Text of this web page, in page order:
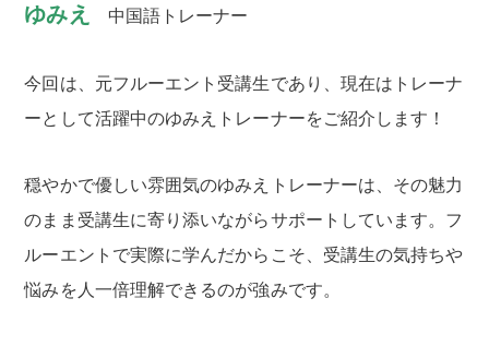
ゆみえ 中国語トレーナー
今回は、元フルーエント受講生であり、現在はトレーナ
ーとして活躍中のゆみえトレーナーをご紹介します！
穏やかで優しい雰囲気のゆみえトレーナーは、その魅力
のまま受講生に寄り添いながらサポートしています。フ
ルーエントで実際に学んだからこそ、受講生の気持ちや
悩みを人一倍理解できるのが強みです。